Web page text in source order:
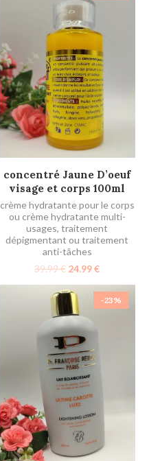
AJOUTER AU PANIER
concentré Jaune D’oeuf
visage et corps 100ml
crème hydratante pour le corps
ou crème hydratante multi-
usages, traitement
dépigmentant ou traitement
anti-tâches
39.99€ 24.99€
-23%